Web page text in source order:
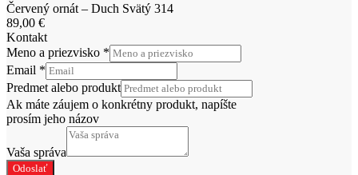
Červený ornát – Duch Svätý 314
89,00 €
Kontakt
Meno a priezvisko *
Email *
Predmet alebo produkt
Ak máte záujem o konkrétny produkt, napíšte
prosím jeho názov
Vaša správa
Odoslať